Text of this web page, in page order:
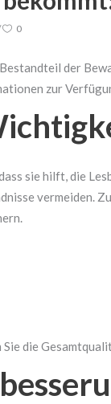
0
der
zur
sie hilft, die
vermeiden.
die